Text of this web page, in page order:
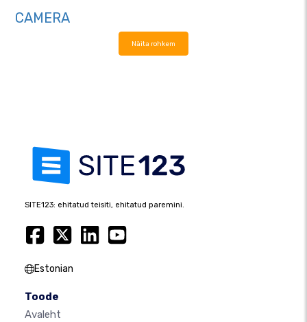
CAMERA
Näita rohkem
SITE123: ehitatud teisiti, ehitatud paremini.
Estonian
Toode
Avaleht